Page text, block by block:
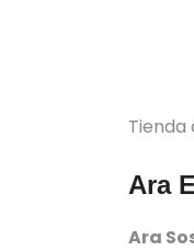
Ara
Ara